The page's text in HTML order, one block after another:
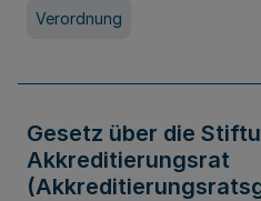
Verordnung
Gesetz über die
Akkreditierungsrat